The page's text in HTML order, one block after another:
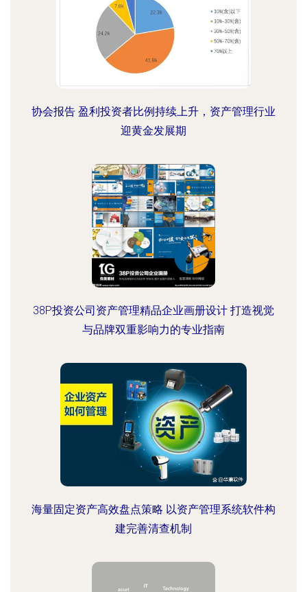
协会报告 盈利投资者比例持续上升，资产管理行业
迎黄金发展期
38P投资公司资产管理精品企业画册设计 打造视觉
与品牌双重影响力的专业指南
海量固定资产高效盘点策略 以资产管理系统软件构
建完善清查机制